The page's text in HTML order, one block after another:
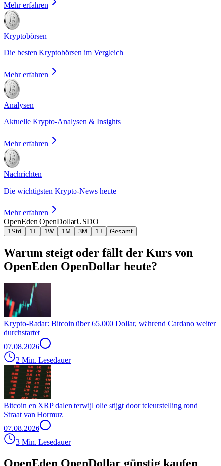
Mehr erfahren
Kryptobörsen
Die besten Kryptobörsen im Vergleich
Mehr erfahren
Analysen
Aktuelle Krypto-Analysen & Insights
Mehr erfahren
Nachrichten
Die wichtigsten Krypto-News heute
Mehr erfahren
OpenEden OpenDollarUSDO
1Std 1T 1W 1M 3M 1J Gesamt
Warum steigt oder fällt der Kurs von
OpenEden OpenDollar heute?
Krypto-Radar: Bitcoin über 65.000 Dollar, während Cardano weiter
durchstartet
07.08.2026
2 Min. Lesedauer
Bitcoin en XRP dalen terwijl olie stijgt door teleurstelling rond
Straat van Hormuz
07.08.2026
3 Min. Lesedauer
OpenEden OpenDollar günstig kaufen